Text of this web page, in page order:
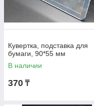
Кувертка, подставка для
бумаги, 90*55 мм
В наличии
370 ₸